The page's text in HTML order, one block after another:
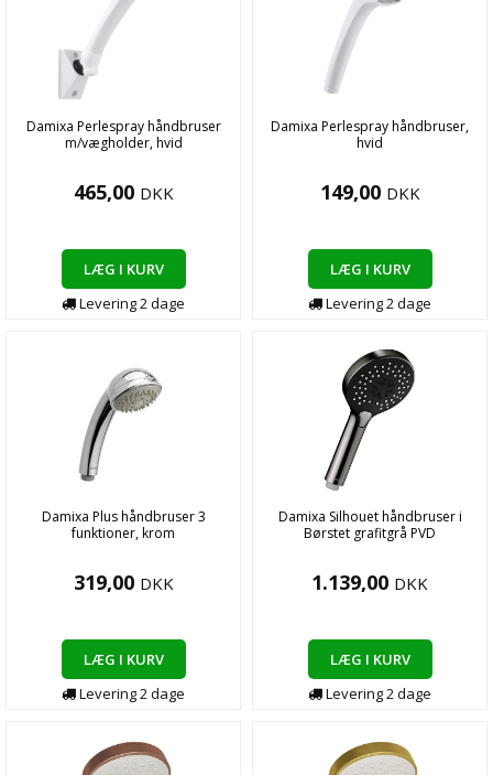
Damixa Perlespray håndbruser
m/vægholder, hvid
465,00 DKK
LÆG I KURV
Levering2dage
Damixa Perlespray håndbruser,
hvid
149,00 DKK
LÆG I KURV
Levering2dage
Damixa Plus håndbruser 3
funktioner, krom
319,00 DKK
LÆG I KURV
Levering2dage
Damixa Silhouet håndbruser i
Børstet grafitgrå PVD
1.139,00 DKK
LÆG I KURV
Levering2dage